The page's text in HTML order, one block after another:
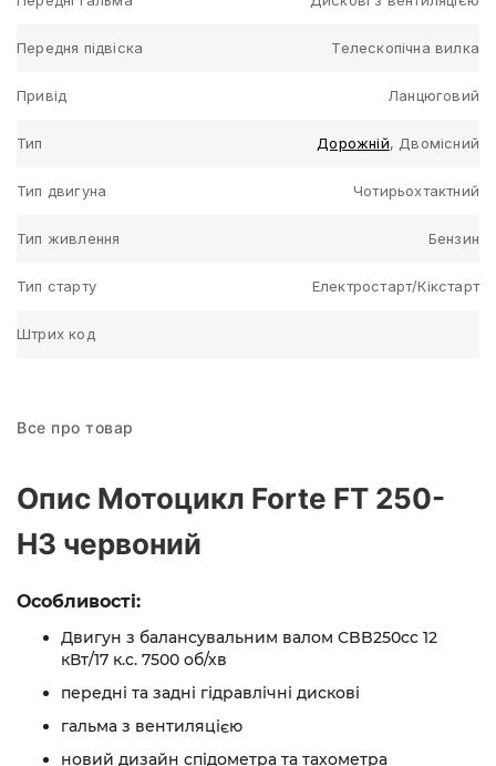
Передня підвіска Телескопічна вилка
Привід Ланцюговий
Тип Дорожній, Двомісний
Тип двигуна Чотирьохтактний
Тип живлення Бензин
Тип старту Електростарт/Кікстарт
Штрих код
Все про товар
Опис Мотоцикл Forte FT 250-
H3 червоний
Особливості:
Двигун з балансувальним валом CBB250cc 12
кВт/17 к.с. 7500 об/хв
передні та задні гідравлічні дискові
гальма з вентиляцією
новий дизайн спідометра та тахометра